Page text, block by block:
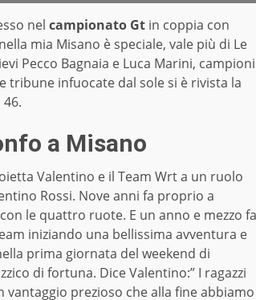
nel campionato Gt in coppia con
mia Misano è speciale, vale più di Le
Pecco Bagnaia e Luca Marini, campioni
tribune infuocate dal sole si è rivista la
a Misano
Valentino e il Team Wrt a un ruolo
Rossi. Nove anni fa proprio a
le quattro ruote. E un anno e mezzo fa
iniziando una bellissima avventura e
prima giornata del weekend di
di fortuna. Dice Valentino:” I ragazzi
prezioso che alla fine abbiamo